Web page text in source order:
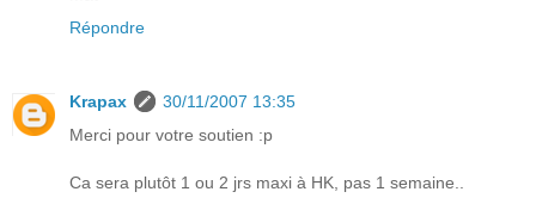
Répondre
Krapax
30/11/2007 13:35
Merci pour votre soutien :p
Ca sera plutôt 1 ou 2 jrs maxi à HK, pas 1 semaine..